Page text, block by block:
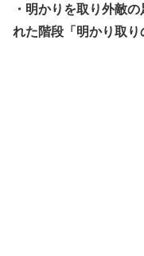
・明かりを取り外敵
れた階段「明かり取り